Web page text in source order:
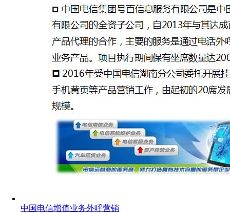
中国电信增值业务外呼营销